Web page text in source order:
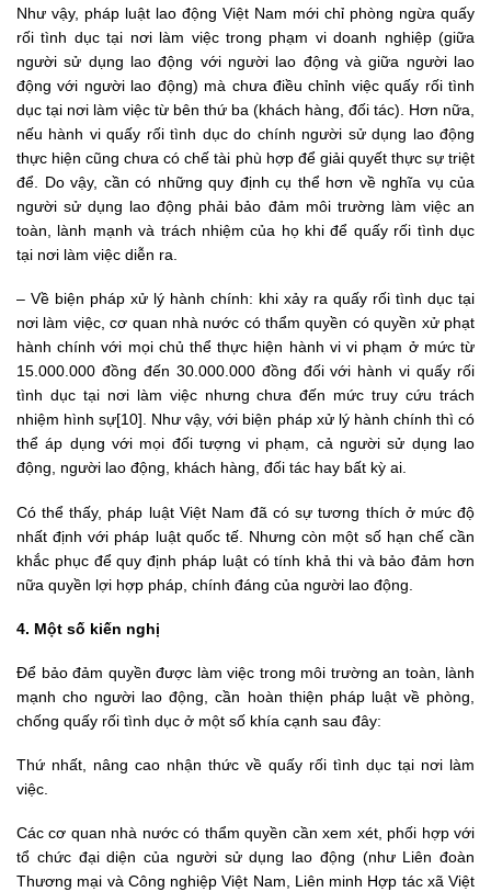
Như vậy, pháp luật lao động Việt Nam mới chỉ phòng ngừa quấy
rối tình dục tại nơi làm việc trong phạm vi doanh nghiệp (giữa
người sử dụng lao động với người lao động và giữa người lao
động với người lao động) mà chưa điều chỉnh việc quấy rối tình
dục tại nơi làm việc từ bên thứ ba (khách hàng, đối tác). Hơn nữa,
nếu hành vi quấy rối tình dục do chính người sử dụng lao động
thực hiện cũng chưa có chế tài phù hợp để giải quyết thực sự triệt
để. Do vậy, cần có những quy định cụ thể hơn về nghĩa vụ của
người sử dụng lao động phải bảo đảm môi trường làm việc an
toàn, lành mạnh và trách nhiệm của họ khi để quấy rối tình dục
tại nơi làm việc diễn ra.
– Về biện pháp xử lý hành chính: khi xảy ra quấy rối tình dục tại
nơi làm việc, cơ quan nhà nước có thẩm quyền có quyền xử phạt
hành chính với mọi chủ thể thực hiện hành vi vi phạm ở mức từ
15.000.000 đồng đến 30.000.000 đồng đối với hành vi quấy rối
tình dục tại nơi làm việc nhưng chưa đến mức truy cứu trách
nhiệm hình sự[10]. Như vậy, với biện pháp xử lý hành chính thì có
thể áp dụng với mọi đối tượng vi phạm, cả người sử dụng lao
động, người lao động, khách hàng, đối tác hay bất kỳ ai.
Có thể thấy, pháp luật Việt Nam đã có sự tương thích ở mức độ
nhất định với pháp luật quốc tế. Nhưng còn một số hạn chế cần
khắc phục để quy định pháp luật có tính khả thi và bảo đảm hơn
nữa quyền lợi hợp pháp, chính đáng của người lao động.
4. Một số kiến nghị
Để bảo đảm quyền được làm việc trong môi trường an toàn, lành
mạnh cho người lao động, cần hoàn thiện pháp luật về phòng,
chống quấy rối tình dục ở một số khía cạnh sau đây:
Thứ nhất, nâng cao nhận thức về quấy rối tình dục tại nơi làm
việc.
Các cơ quan nhà nước có thẩm quyền cần xem xét, phối hợp với
tổ chức đại diện của người sử dụng lao động (như Liên đoàn
Thương mại và Công nghiệp Việt Nam, Liên minh Hợp tác xã Việt